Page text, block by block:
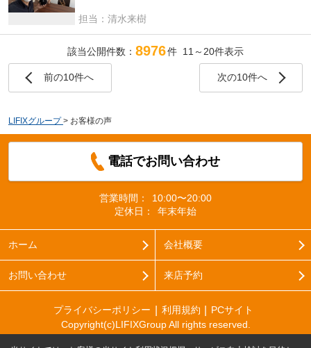
担当：清水来樹
該当公開件数： 8976件 11～20件表示
前の10件へ 次の10件へ
LIFIXグループ > お客様の声
電話でお問い合わせ
営業時間：
10:00〜20:00
定休日：
年末年始
ホーム 会社概要
お問い合わせ 来店予約
プライバシーポリシー 利用規約
PCサイト
Copyright(c)LIFIXGroup All rights reserved.